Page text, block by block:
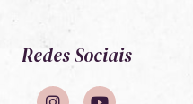
Redes Sociais